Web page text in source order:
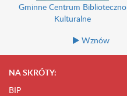
Gminne Centrum Biblioteczno
Kulturalne
Wznów
NA SKRÓTY:
BIP